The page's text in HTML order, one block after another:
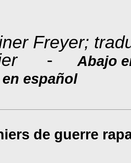
Freyer;
-
Abajo
español
de guerre